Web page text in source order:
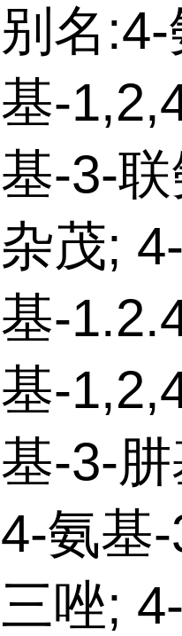
别名
基-
基-3-
杂茂;
基-
基-
基-3-
4-氨基
三唑;